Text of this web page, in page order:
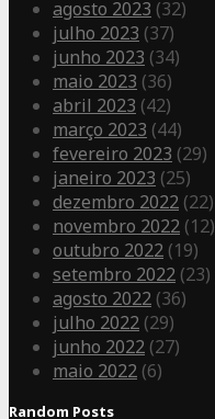
agosto 2023 (32)
julho 2023 (37)
junho 2023 (34)
maio 2023 (36)
abril 2023 (42)
março 2023 (44)
fevereiro 2023 (29)
janeiro 2023 (25)
dezembro 2022 (22)
novembro 2022 (12)
outubro 2022 (19)
setembro 2022 (23)
agosto 2022 (36)
julho 2022 (29)
junho 2022 (27)
maio 2022 (6)
Random Posts